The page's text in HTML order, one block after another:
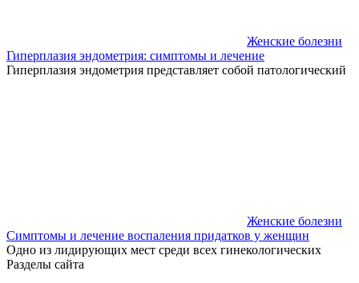
Женские болезни
Гиперплазия эндометрия: симптомы и лечение
Гиперплазия эндометрия представляет собой патологический
Женские болезни
Симптомы и лечение воспаления придатков у женщин
Одно из лидирующих мест среди всех гинекологических
Разделы сайта